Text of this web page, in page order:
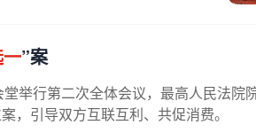
”案
举行第二次全体会议，最高人民法院
，引导双方互联互利、共促消费。